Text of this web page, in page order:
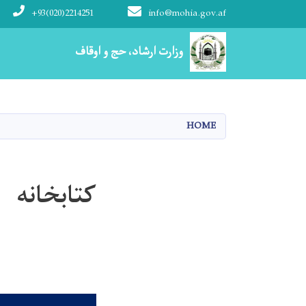
وزارت ارشاد، حج و اوقاف
info@mohia.gov.af
+93(020)2214251
Main navigation
HOME
کتابخانه